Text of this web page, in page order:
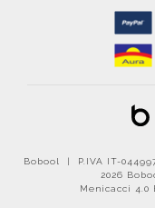
Bobool | P.IVA IT-
2026
Menicacci 4.0